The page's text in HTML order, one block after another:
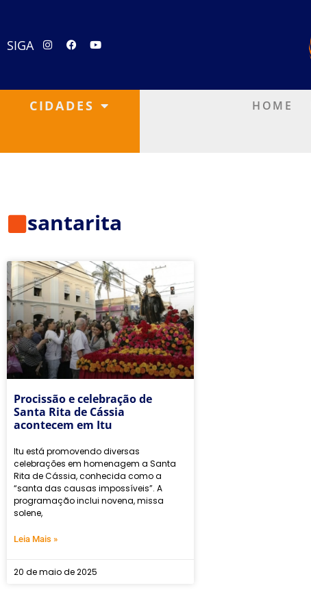
SIGA
CIDADES HOME
santarita
Procissão e celebração de
Santa Rita de Cássia
acontecem em Itu
Itu está promovendo diversas
celebrações em homenagem a Santa
Rita de Cássia, conhecida como a
“santa das causas impossíveis”. A
programação inclui novena, missa
solene,
Leia Mais »
20 de maio de 2025